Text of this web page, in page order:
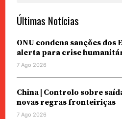
Últimas Notícias
ONU condena sanções dos
alerta para crise
7 Ago 2026
China | Controlo sobre
novas regras fronteiriças
7 Ago 2026